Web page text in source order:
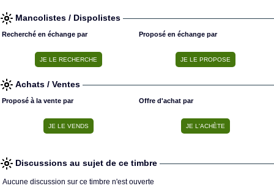
Mancolistes / Dispolistes
Recherché en échange par Proposé en échange par
Achats / Ventes
Proposé à la vente par Offre d'achat par
Discussions au sujet de ce timbre
Aucune discussion sur ce timbre n'est ouverte